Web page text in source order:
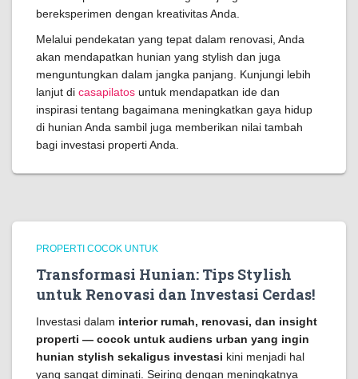
bereksperimen dengan kreativitas Anda.
Melalui pendekatan yang tepat dalam renovasi, Anda
akan mendapatkan hunian yang stylish dan juga
menguntungkan dalam jangka panjang. Kunjungi lebih
lanjut di casapilatos untuk mendapatkan ide dan
inspirasi tentang bagaimana meningkatkan gaya hidup
di hunian Anda sambil juga memberikan nilai tambah
bagi investasi properti Anda.
PROPERTI COCOK UNTUK
Transformasi Hunian: Tips Stylish
untuk Renovasi dan Investasi Cerdas!
Investasi dalam interior rumah, renovasi, dan insight
properti — cocok untuk audiens urban yang ingin
hunian stylish sekaligus investasi kini menjadi hal
yang sangat diminati. Seiring dengan meningkatnya